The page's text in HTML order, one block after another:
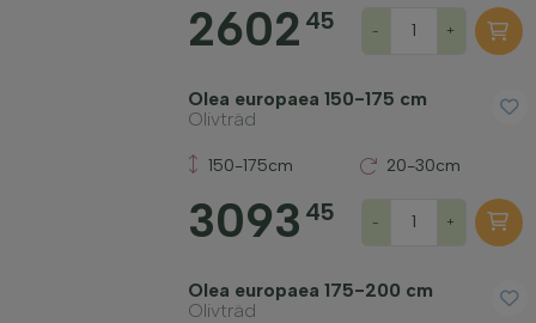
2602 45 - +
Olea europaea 150-175 cm
Olivträd
150-175cm 20-30cm
3093 45 - +
Olea europaea 175-200 cm
Olivträd